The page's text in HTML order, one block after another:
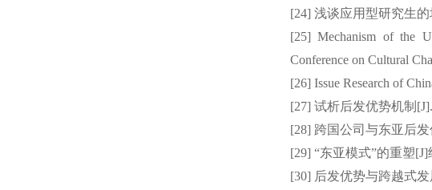
[24] 浅谈应用型研究生的
[25] Mechanism of the
Conference on Cultural
[26] Issue Research of
[27] 试析后发优势机制 [J].
[28] 跨国公司与东亚后
[29] “东亚模式”的重塑[J]
[30] 后发优势与跨越式发